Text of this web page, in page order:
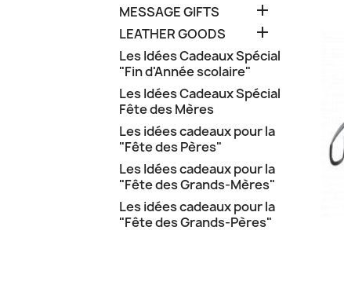
MESSAGE GIFTS 
LEATHER GOODS 
Les Idées Cadeaux Spécial
"Fin d'Année scolaire"
Les Idées Cadeaux Spécial
Fête des Mères
Les idées cadeaux pour la
"Fête des Pères"
Les Idées cadeaux pour la
"Fête des Grands-Mères"
Les idées cadeaux pour la
"Fête des Grands-Pères"